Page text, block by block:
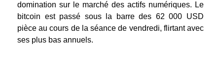
domination sur le marché des actifs numériques. Le
bitcoin est passé sous la barre des 62 000 USD
pièce au cours de la séance de vendredi, flirtant avec
ses plus bas annuels.